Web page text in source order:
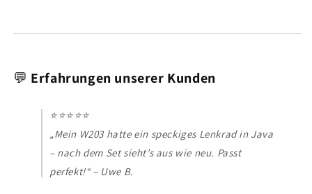
💬 Erfahrungen unserer Kunden
⭐⭐⭐⭐⭐
„Mein W203 hatte ein speckiges Lenkrad in Java
– nach dem Set sieht’s aus wie neu. Passt
perfekt!“ – Uwe B.